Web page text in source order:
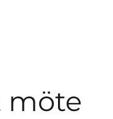
möte